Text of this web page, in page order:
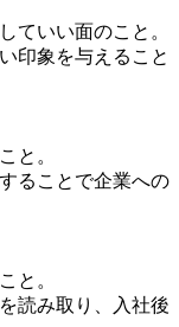
ていい面のこと。
印象を与えること
と。
ることで企業への
と。
読み取り、入社後